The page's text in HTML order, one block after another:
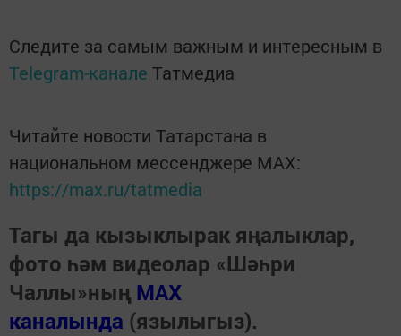
Следите за самым важным и интересным в
Telegram-канале Татмедиа
Читайте новости Татарстана в
национальном мессенджере MАХ:
https://max.ru/tatmedia
Тагы да кызыклырак яңалыклар,
фото һәм видеолар «Шәһри
Чаллы»ның MAX
каналында (язылыгыз).